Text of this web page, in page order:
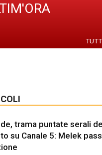
trama puntate serali
su Canale 5: Melek